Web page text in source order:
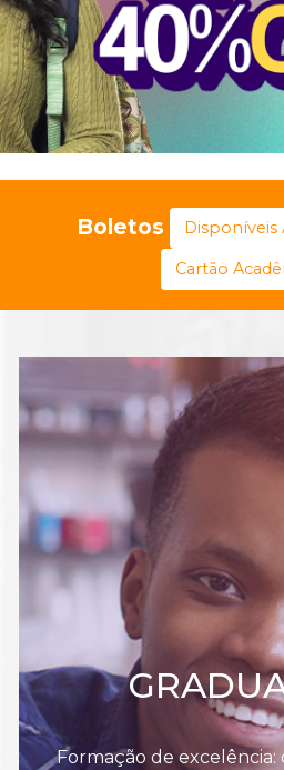
Boletos Disponíveis
Cartão
Formação de excelência: